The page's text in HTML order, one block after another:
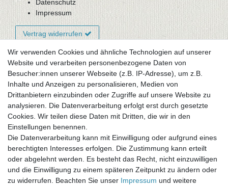
Datenschutz
Impressum
Vertrag widerrufen
Newsletter-Anmeldung
FAQ / Fragen
Mein Warenkorb
Mein Merkzettel
Mein Konto
UNSER LADENGESCHÄFT
Gottlieb-Daimler-Str. 10
33334 Gütersloh
ÖFFNUNGSZEITEN
Wir verwenden Cookies und ähnliche Technologien auf unserer
Website und verarbeiten personenbezogene Daten von
Besucher:innen unserer Webseite (z.B. IP-Adresse), um z.B.
Inhalte und Anzeigen zu personalisieren, Medien von
Drittanbietern einzubinden oder Zugriffe auf unsere Website zu
analysieren. Die Datenverarbeitung erfolgt erst durch gesetzte
Cookies. Wir teilen diese Daten mit Dritten, die wir in den
Einstellungen benennen.
Die Datenverarbeitung kann mit Einwilligung oder aufgrund eines
berechtigten Interesses erfolgen. Die Zustimmung kann erteilt
oder abgelehnt werden. Es besteht das Recht, nicht einzuwilligen
und die Einwilligung zu einem späteren Zeitpunkt zu ändern oder
zu widerrufen. Beachten Sie unser Impressum und weitere